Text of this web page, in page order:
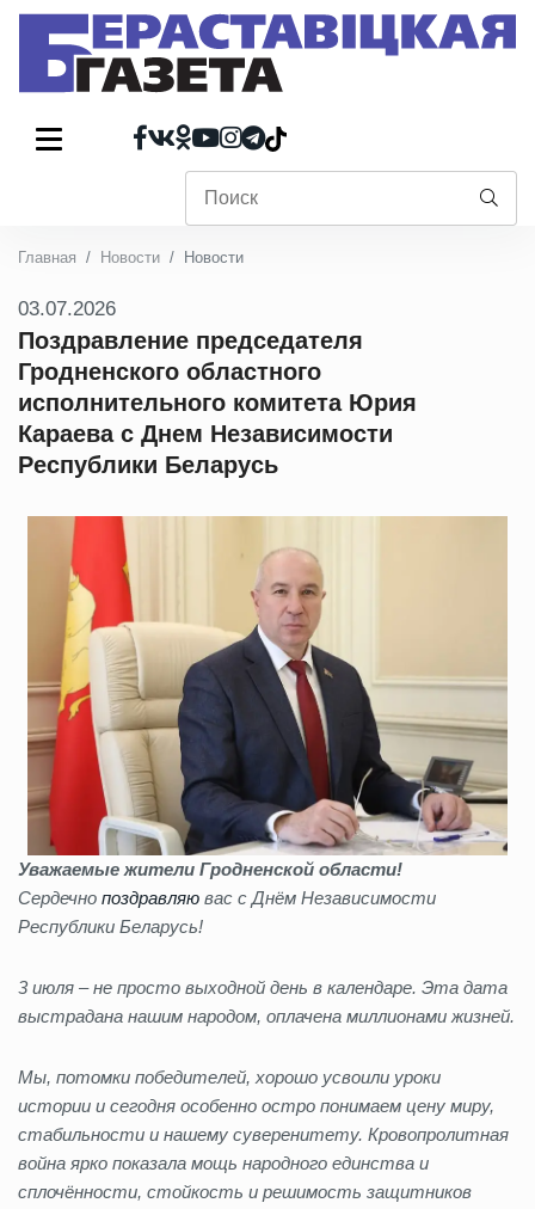
Главная Новости Новости
03.07.2026
Поздравление председателя
Гродненского областного
исполнительного комитета Юрия
Караева с Днем Независимости
Республики Беларусь
Уважаемые жители Гродненской области!
Сердечно поздравляю вас с Днём Независимости
Республики Беларусь!
3 июля – не просто выходной день в календаре. Эта дата
выстрадана нашим народом, оплачена миллионами жизней.
Мы, потомки победителей, хорошо усвоили уроки
истории и сегодня особенно остро понимаем цену миру,
стабильности и нашему суверенитету. Кровопролитная
война ярко показала мощь народного единства и
сплочённости, стойкость и решимость защитников